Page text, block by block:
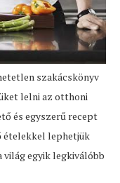
szakácskönyv
lelni az otthoni
és egyszerű recept
ételekkel lephetjük
világ egyik legkiválóbb